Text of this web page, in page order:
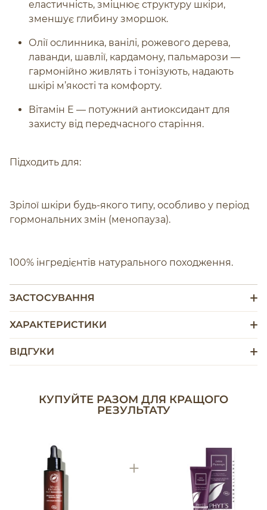
еластичність, зміцнює структуру шкіри,
зменшує глибину зморшок.
Олії ослинника, ванілі, рожевого дерева,
лаванди, шавлії, кардамону, пальмарози —
гармонійно живлять і тонізують, надають
шкірі м’якості та комфорту.
Вітамін Е — потужний антиоксидант для
захисту від передчасного старіння.
Підходить для:
Зрілої шкіри будь-якого типу, особливо у період
гормональних змін (менопауза).
100% інгредієнтів натурального походження.
ЗАСТОСУВАННЯ
ХАРАКТЕРИСТИКИ
ВІДГУКИ
КУПУЙТЕ РАЗОМ ДЛЯ КРАЩОГО
РЕЗУЛЬТАТУ